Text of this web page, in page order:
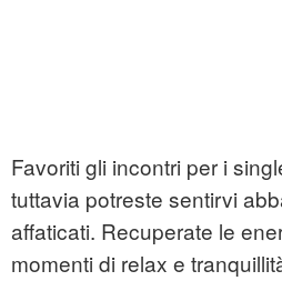
Favoriti gli incontri per i
tuttavia potreste sentirvi
affaticati. Recuperate le
momenti di relax e